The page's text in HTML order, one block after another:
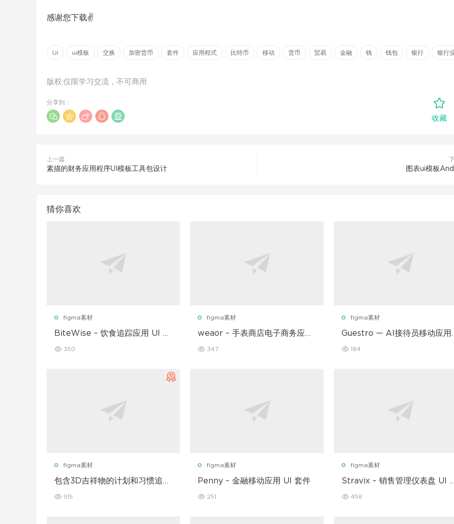
感谢您下载✌️
Ui ui模板 交换 加密货币 套件 应用程式 比特币 移动 货币 贸易 金融 钱 钱包 银行 银行
版权:仅限学习交流，不可商用
收藏
分享到：
上一篇
素描的财务应用程序UI模板工具包设计 图表ui模板
猜你喜欢
figma素材
BiteWise – 饮食追踪应用 UI 套
350
figma素材
weaor – 手表商店电子商务应用
347
figma素材
Guestro — AI接待员移动应用
184
figma素材
包含3D吉祥物的计划和习惯追踪
915
figma素材
Penny – 金融移动应用 UI 套件
251
figma素材
Stravix – 销售管理仪表盘 UI
458